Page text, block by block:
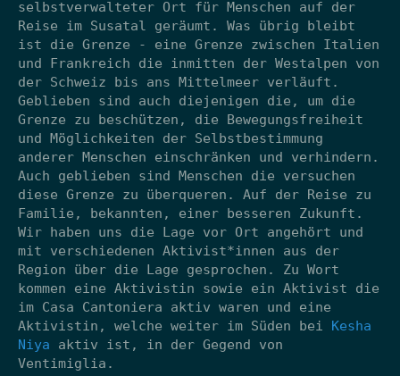
selbstverwalteter Ort für Menschen auf der
Reise im Susatal geräumt. Was übrig bleibt
ist die Grenze - eine Grenze zwischen Italien
und Frankreich die inmitten der Westalpen von
der Schweiz bis ans Mittelmeer verläuft.
Geblieben sind auch diejenigen die, um die
Grenze zu beschützen, die Bewegungsfreiheit
und Möglichkeiten der Selbstbestimmung
anderer Menschen einschränken und verhindern.
Auch geblieben sind Menschen die versuchen
diese Grenze zu überqueren. Auf der Reise zu
Familie, bekannten, einer besseren Zukunft.
Wir haben uns die Lage vor Ort angehört und
mit verschiedenen Aktivist*innen aus der
Region über die Lage gesprochen. Zu Wort
kommen eine Aktivistin sowie ein Aktivist die
im Casa Cantoniera aktiv waren und eine
Aktivistin, welche weiter im Süden bei Kesha
Niya aktiv ist, in der Gegend von
Ventimiglia.